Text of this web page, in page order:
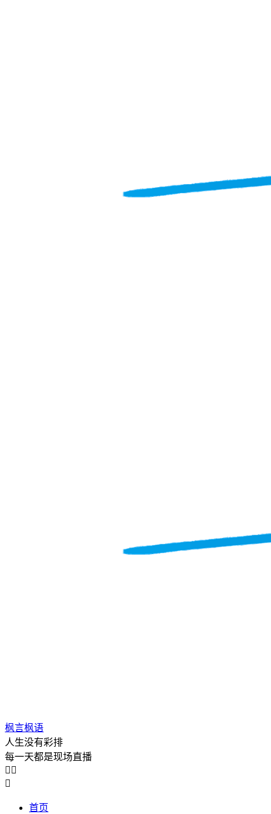
枫言枫语
人生没有彩排
每一天都是现场直播
 

首页